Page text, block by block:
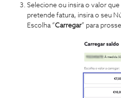
Selecione ou insira o valor
pretende fatura, insira o seu
Escolha “Carregar” para